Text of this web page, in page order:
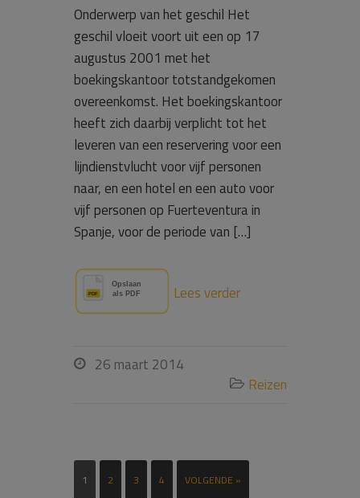
Onderwerp van het geschil Het
geschil vloeit voort uit een op 17
augustus 2001 met het
boekingskantoor totstandgekomen
overeenkomst. Het boekingskantoor
heeft zich daarbij verplicht tot het
leveren van een reservering voor een
lijndienstvlucht voor vijf personen
naar, en een hotel en een auto voor
vijf personen op Fuerteventura in
Spanje, voor de periode van […]
Lees verder
 26 maart 2014
 Reizen
1 2 3 4 VOLGENDE »